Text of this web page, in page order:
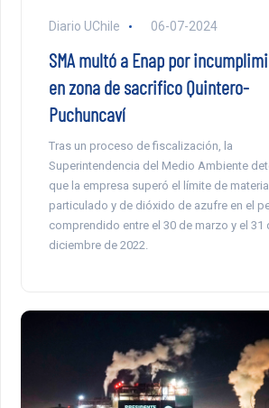
Diario UChile 06-07-2024
SMA multó a Enap por
en zona de sacrifico Quintero-
Puchuncaví
Tras un proceso de fiscalización, la
Superintendencia del Medio Ambiente
que la empresa superó el límite de
particulado y de dióxido de azufre en el
comprendido entre el 30 de marzo y el 31
diciembre de 2022.